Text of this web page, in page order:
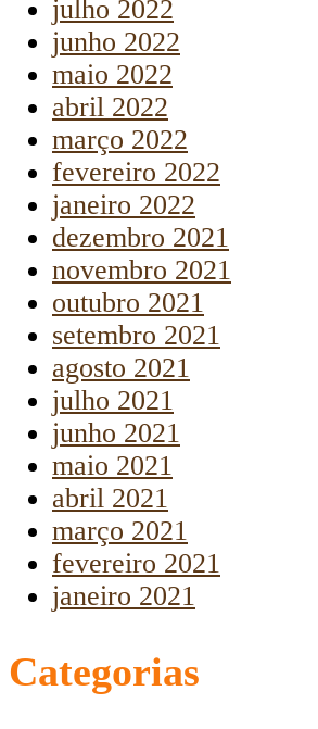
julho 2022
junho 2022
maio 2022
abril 2022
março 2022
fevereiro 2022
janeiro 2022
dezembro 2021
novembro 2021
outubro 2021
setembro 2021
agosto 2021
julho 2021
junho 2021
maio 2021
abril 2021
março 2021
fevereiro 2021
janeiro 2021
Categorias